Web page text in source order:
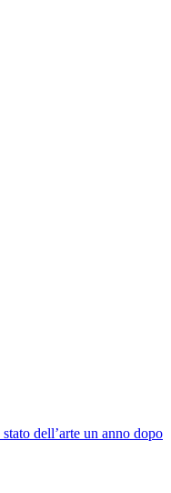
dell’arte un anno dopo